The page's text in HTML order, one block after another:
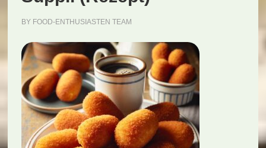
BY FOOD-ENTHUSIASTEN TEAM